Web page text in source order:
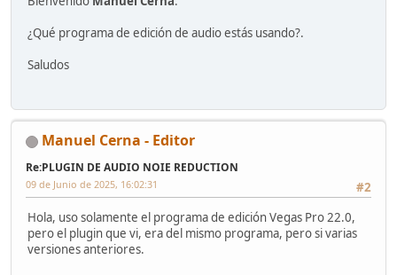
¿Qué programa de edición de audio estás usando?.
Saludos
Manuel Cerna - Editor
Re:PLUGIN DE AUDIO NOIE REDUCTION
#2
09 de Junio de 2025, 16:02:31
Hola, uso solamente el programa de edición Vegas Pro 22.0,
pero el plugin que vi, era del mismo programa, pero si varias
versiones anteriores.